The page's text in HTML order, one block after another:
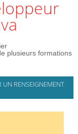
plusieurs formations
UN RENSEIGNEMENT